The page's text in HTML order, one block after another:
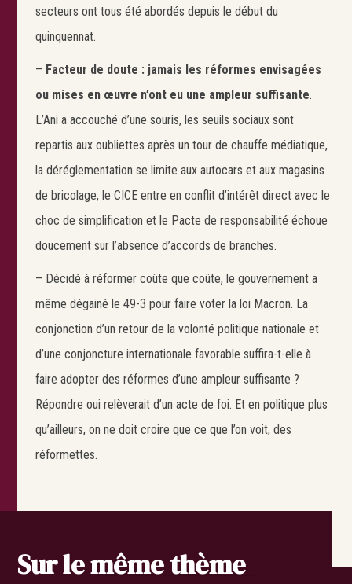
secteurs ont tous été abordés depuis le début du
quinquennat.
– Facteur de doute : jamais les réformes envisagées
ou mises en œuvre n’ont eu une ampleur suffisante.
L’Ani a accouché d’une souris, les seuils sociaux sont
repartis aux oubliettes après un tour de chauffe médiatique,
la déréglementation se limite aux autocars et aux magasins
de bricolage, le CICE entre en conflit d’intérêt direct avec le
choc de simplification et le Pacte de responsabilité échoue
doucement sur l’absence d’accords de branches.
– Décidé à réformer coûte que coûte, le gouvernement a
même dégainé le 49-3 pour faire voter la loi Macron. La
conjonction d’un retour de la volonté politique nationale et
d’une conjoncture internationale favorable suffira-t-elle à
faire adopter des réformes d’une ampleur suffisante ?
Répondre oui relèverait d’un acte de foi. Et en politique plus
qu’ailleurs, on ne doit croire que ce que l’on voit, des
réformettes.
Sur le même thème
Search